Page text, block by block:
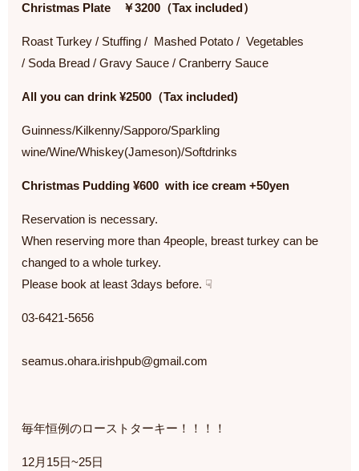
Christmas Plate ￥3200（Tax included）
Roast Turkey / Stuffing / Mashed Potato / Vegetables
/ Soda Bread / Gravy Sauce / Cranberry Sauce
All you can drink ¥2500（Tax included)
Guinness/Kilkenny/Sapporo/Sparkling
wine/Wine/Whiskey(Jameson)/Softdrinks
Christmas Pudding ¥600 with ice cream +50yen
Reservation is necessary.
When reserving more than 4people, breast turkey can be
changed to a whole turkey.
Please book at least 3days before. ☟
03-6421-5656
seamus.ohara.irishpub@gmail.com
毎年恒例のローストターキー！！！！
12月15日~25日